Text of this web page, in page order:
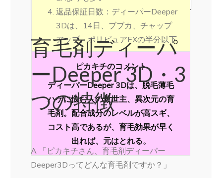
返品保証日数：ディーパーDeeper
3Dは、14日、ブブカ、チャップ
アップ、ポリピュアEXの半分以下
ピカキチのコメント
ディーパーDeeper 3Dは、脱毛薄毛
ハゲに悩む人の救世主、異次元の育
毛剤。配合成分のレベルが高スギ、
コスト高であるが、育毛効果が早く
出れば、元はとれる。
育毛剤ディーパ
ーDeeper 3D・3
つの特徴
A 「ピカキチさん、育毛剤ディーパー
Deeper3Dってどんな育毛剤ですか？」